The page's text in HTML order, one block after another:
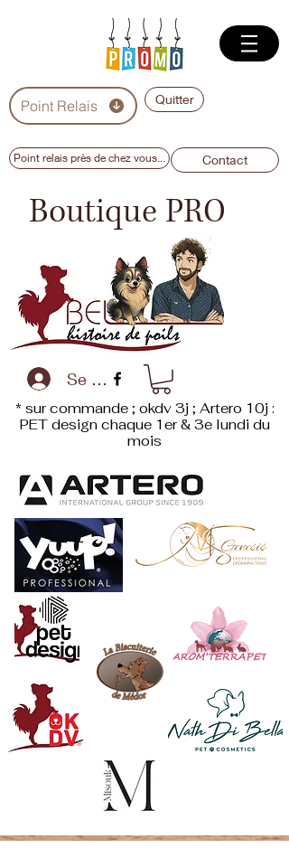
Point Relais Quitter
Point relais près de chez vous... Contact
Boutique PRO
Se connecter
* sur commande ; okdv 3j ; Artero 10j :
PET designchaque 1er & 3e lundi du
mois